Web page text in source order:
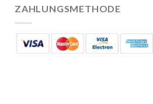
ZAHLUNGSMETHODE